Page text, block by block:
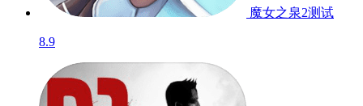
魔女之泉2测试
8.9